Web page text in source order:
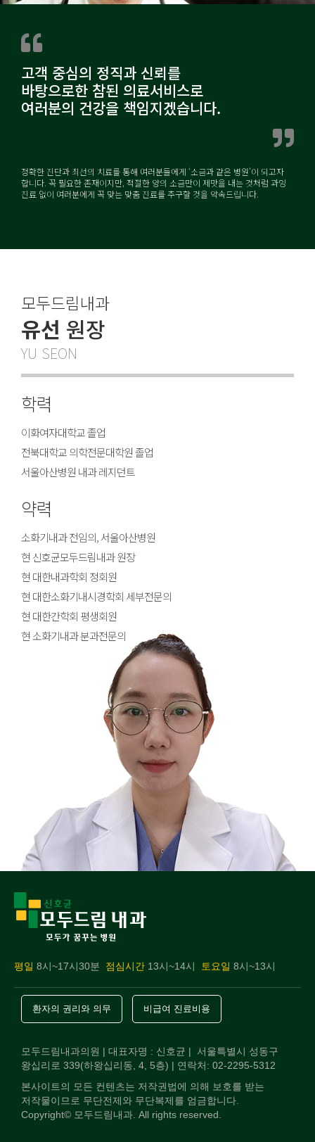
고객 중심의 정직과 신뢰를
바탕으로한 참된 의료서비스로
여러분의 건강을 책임지겠습니다.
정확한 진단과 최선의 치료를 통해 여러분들에게 ‘소금과 같은 병원’이 되고자
합니다. 꼭 필요한 존재이지만, 적절한 양의 소금만이 제맛을 내는 것처럼 과잉
진료 없이 여러분에게 꼭 맞는 맞춤 진료를 추구할 것을 약속드립니다.
모두드림내과
유선 원장
YU SEON
학력
이화여자대학교 졸업
전북대학교 의학전문대학원 졸업
서울아산병원 내과 레지던트
약력
소화기내과 전임의, 서울아산병원
현 신호균모두드림내과 원장
현 대한내과학회 정회원
현 대한소화기내시경학회 세부전문의
현 대한간학회 평생회원
현 소화기내과 분과전문의
평일 8시~17시30분 점심시간 13시~14시 토요일 8시~13시
환자의 권리와 의무 비급여 진료비용
모두드림내과의원 | 대표자명 : 신호균 | 서울특별시 성동구
왕십리로 339(하왕십리동, 4, 5층) | 연락처: 02-2295-5312
본사이트의 모든 컨텐츠는 저작권법에 의해 보호를 받는
저작물이므로 무단전제와 무단복제를 엄금합니다.
Copyright© 모두드림내과. All rights reserved.